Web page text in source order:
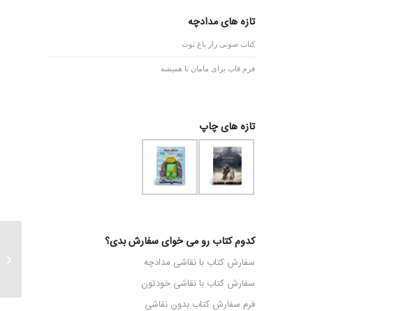
تازه های مدادچه
کتاب صوتی راز باغ توت
فرم قاب برای مامان تا همیشه
تازه های چاپ
کدوم کتاب رو می خوای سفارش بدی؟
سفارش کتاب با نقاشی مدادچه
سفارش کتاب با نقاشی خودتون
فرم سفارش کتاب بدون نقاشی